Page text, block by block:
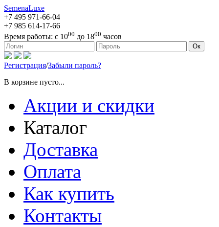
SemenaLuxe
+7 495 971-66-04
+7 985 614-17-66
Время работы: с 1000 до 1800 часов
127473, г. Москва, ул. Краснопролетарская, д. 16, стр. 1 Ок
Регистрация/Забыли пароль?
В корзине пусто...
Акции и скидки
Каталог
Доставка
Оплата
Как купить
Контакты